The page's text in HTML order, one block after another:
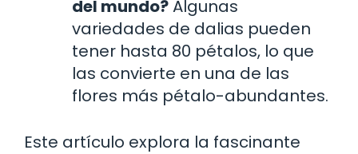
del mundo?Algunas
variedades de dalias pueden
tener hasta 80 pétalos, lo que
las convierte en una de las
flores más pétalo-abundantes.
Este artículo explora la fascinante